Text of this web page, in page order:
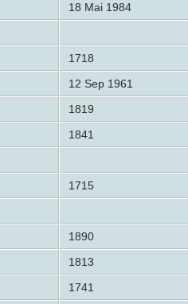
18 Mai 1984
1718
12 Sep 1961
1819
1841
1715
1890
1813
1741